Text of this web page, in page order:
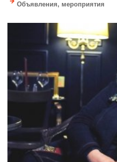
Объявления, мероприятия